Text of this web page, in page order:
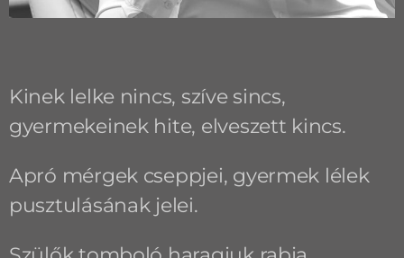
Kinek lelke nincs, szíve sincs,
gyermekeinek hite, elveszett kincs.
Apró mérgek cseppjei, gyermek lélek
pusztulásának jelei.